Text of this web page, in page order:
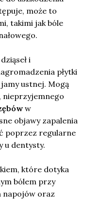
może to
takimi jak bóle
i
płytki
ustnej. Mogą
nieprzyjemnego
w
objawy zapalenia
poprzez regularne
u dentysty.
które dotyka
bólem przy
napojów oraz